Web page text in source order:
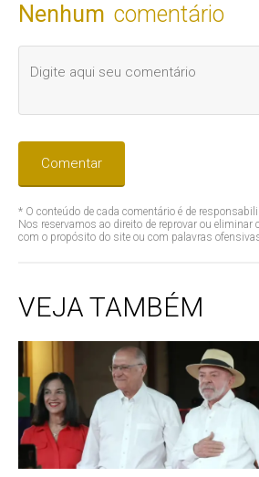
Nenhum comentário
Comentar
* O conteúdo de cada comentário é de
Nos reservamos ao direito de reprovar ou eliminar
com o propósito do site ou com palavras
VEJA TAMBÉM